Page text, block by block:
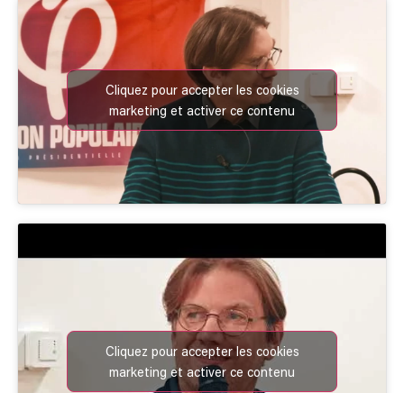
Cliquez pour accepter les cookies
marketing et activer ce contenu
Cliquez pour accepter les cookies
marketing et activer ce contenu